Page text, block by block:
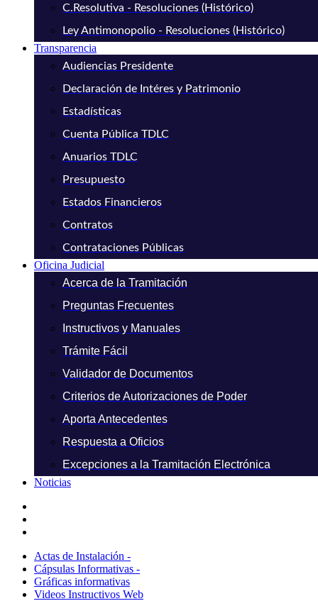
C.Resolutiva - Resoluciones (Histórico)
Ley Antimonopolio - Resoluciones (Histórico)
Transparencia
Audiencias Presidente
Declaración de Intéres y Patrimonio
Estadísticas
Cuenta Pública TDLC
Anuarios TDLC
Presupuesto
Estados Financieros
Contratos
Contrataciones Públicas
Oficina Judicial
Acerca de la Tramitación
Preguntas Frecuentes
Instructivos y Manuales
Trámite Fácil
Validador de Documentos
Criterios de Autorizaciones de Poder
Aporta Antecedentes
Respuesta a Oficios
Excepciones a la Tramitación Electrónica
Noticias
Actas de Instalación -
Cápsulas Informativas -
Gráficas informativas
Videos Instructivos Web